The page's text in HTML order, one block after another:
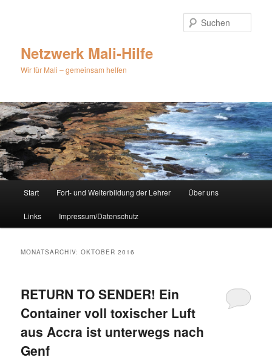
Netzwerk Mali-Hilfe
Wir für Mali – gemeinsam helfen
Start Fort- und Weiterbildung der Lehrer Über uns
Links Impressum/Datenschutz
MONATSARCHIV:OKTOBER 2016
RETURN TO SENDER! Ein
Container voll toxischer Luft
aus Accra ist unterwegs nach
Genf